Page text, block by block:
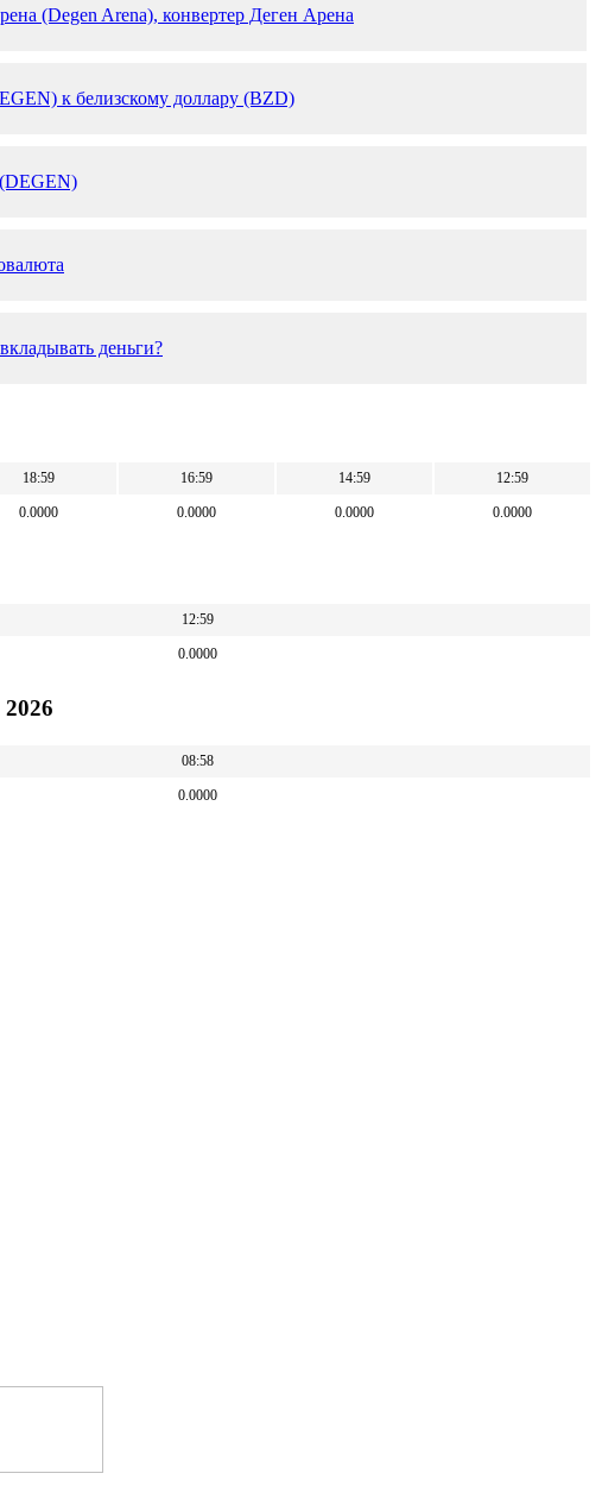
(Degen Arena), конвертер Деген Арена
к белизскому доллару (BZD)
деньги?
18:59 16:59 14:59 12:59
0.0000 0.0000 0.0000 0.0000
12:59
0.0000
08:58
0.0000